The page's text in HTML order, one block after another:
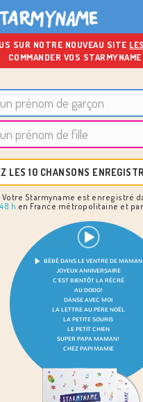
SUR NOTRE NOUVEAU SITE
COMMANDER VOS
LES 10 CHANSONS
Votre Starmyname est enregistré
h en France métropolitaine et